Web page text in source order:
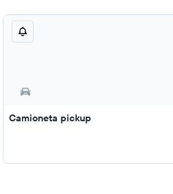
Camioneta pickup